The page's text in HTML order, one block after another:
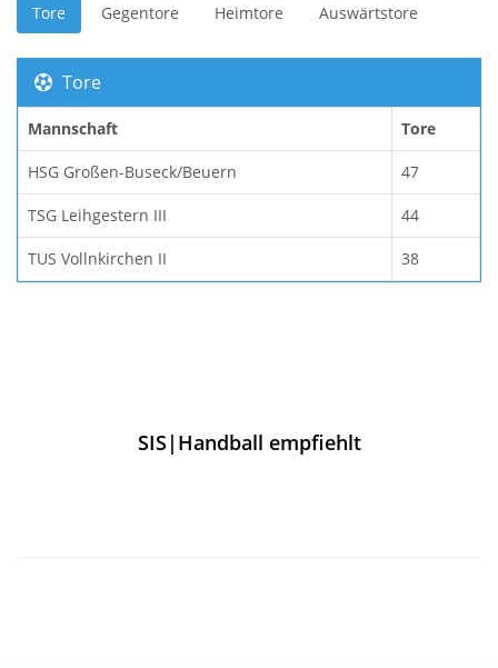
Tore Gegentore Heimtore Auswärtstore
Tore
Mannschaft Tore
HSG Großen-Buseck/Beuern 47
TSG Leihgestern III 44
TUS Vollnkirchen II 38
SIS|Handball empfiehlt